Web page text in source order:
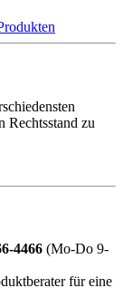
Rechtsstand zu
4466 (Mo-Do 9-
für eine